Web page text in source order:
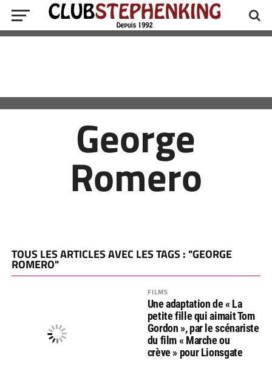
George
Romero
TOUS LES ARTICLES AVEC LES TAGS : "GEORGE
ROMERO"
FILMS
Une adaptation de « La
petite fille qui aimait Tom
Gordon », par le scénariste
du film « Marche ou
crève » pour Lionsgate